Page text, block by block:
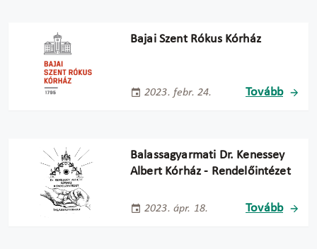
Bajai Szent Rókus Kórház
2023. febr. 24. Tovább
Balassagyarmati Dr. Kenessey
Albert Kórház - Rendelőintézet
2023. ápr. 18. Tovább